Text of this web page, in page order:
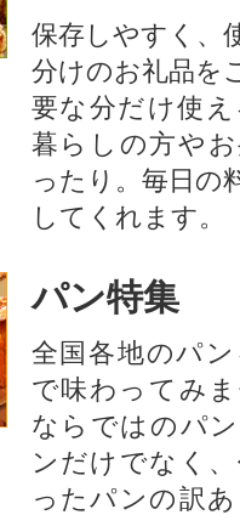
保存しやすく、
分けのお礼品を
要な分だけ使
暮らしの方や
ったり。毎日の
してくれます。
パン特集
全国各地のパ
で味わってみ
ならではのパ
ンだけでなく
ったパンの訳